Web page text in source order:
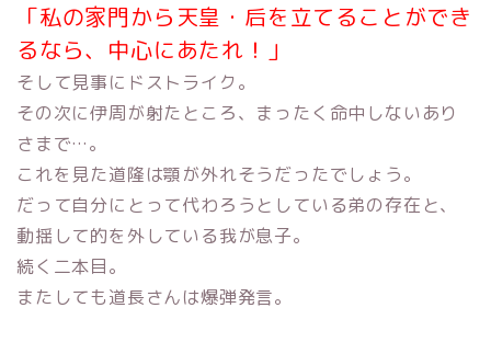
「私の家門から天皇・后を立てることができ
るなら、中心にあたれ！」
そして見事にドストライク。
その次に伊周が射たところ、まったく命中しないあり
さまで…。
これを見た道隆は顎が外れそうだったでしょう。
だって自分にとって代わろうとしている弟の存在と、
動揺して的を外している我が息子。
続く二本目。
またしても道長さんは爆弾発言。